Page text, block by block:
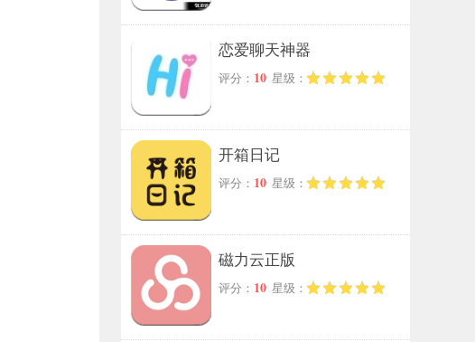
恋爱聊天神器
评分： 10 星级：
开箱日记
评分： 10 星级：
磁力云正版
评分： 10 星级：